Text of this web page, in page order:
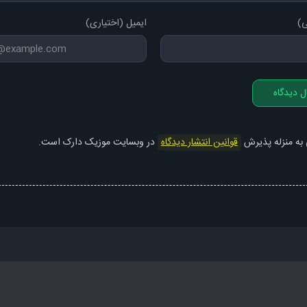
همه درداتو بده من تو بیا عشقم امشبو برقص بام
همه اشکاتو بده من تو بخند و بیا تکیه کن به دستام
ایمیل (اختیاری)
دیدگاه
به منزله پذیرش قوانین انتشار دیدگاه در وبسایت موزیک دارک است.